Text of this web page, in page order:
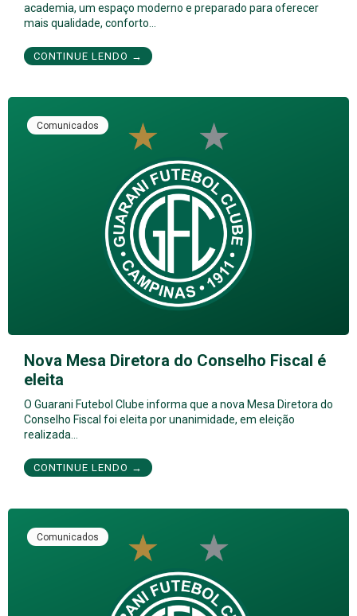
academia, um espaço moderno e preparado para oferecer
mais qualidade, conforto…
CONTINUE LENDO →
Comunicados
Nova Mesa Diretora do Conselho Fiscal é
eleita
O Guarani Futebol Clube informa que a nova Mesa Diretora do
Conselho Fiscal foi eleita por unanimidade, em eleição
realizada…
CONTINUE LENDO →
Comunicados